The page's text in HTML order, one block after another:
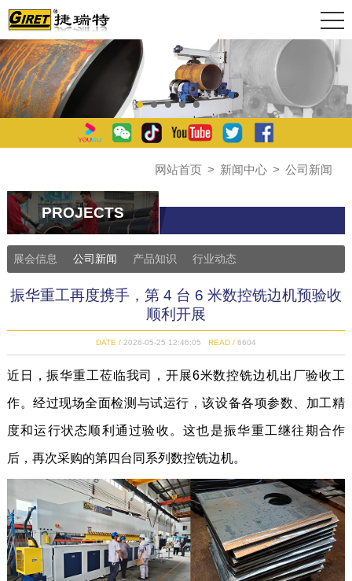
网站首页 > 新闻中心 > 公司新闻
PROJECTS
展会信息 公司新闻 产品知识 行业动态
振华重工再度携手，第 4 台 6 米数控铣边机预验收
顺利开展
DATE /2026-05-25 12:46:05 READ / 6604
近日，振华重工莅临我司，开展6米数控铣边机出厂验收工
作。经过现场全面检测与试运行，该设备各项参数、加工精
度和运行状态顺利通过验收。这也是振华重工继往期合作
后，再次采购的第四台同系列数控铣边机。